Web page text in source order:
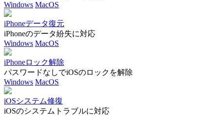
Windows MacOS
iPhoneデータ復元
iPhoneのデータ紛失に対応
Windows MacOS
iPhoneロック解除
パスワードなしでiOSのロックを解除
Windows MacOS
iOSシステム修復
iOSのシステムトラブルに対応